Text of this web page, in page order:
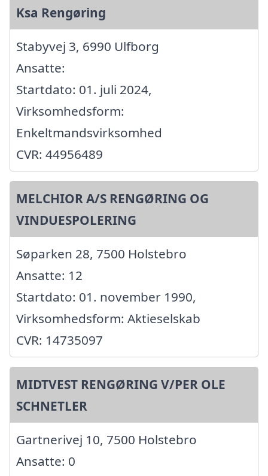
Ksa Rengøring
Stabyvej 3, 6990 Ulfborg
Ansatte:
Startdato: 01. juli 2024,
Virksomhedsform:
Enkeltmandsvirksomhed
CVR: 44956489
MELCHIOR A/S RENGØRING OG
VINDUESPOLERING
Søparken 28, 7500 Holstebro
Ansatte: 12
Startdato: 01. november 1990,
Virksomhedsform: Aktieselskab
CVR: 14735097
MIDTVEST RENGØRING V/PER OLE
SCHNETLER
Gartnerivej 10, 7500 Holstebro
Ansatte: 0